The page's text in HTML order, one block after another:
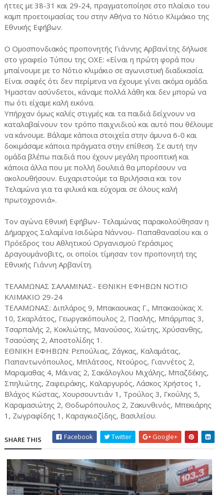
ήττες με 38-31 και 29-24, πραγματοποίησε στο πλαίσιο του
καμπ προετοιμασίας του στην Αθήνα το Νότιο Κλιμάκιο της
Εθνικής Εφήβων.
Ο Ομοσπονδιακός προπονητής Γιάννης Αρβανίτης δήλωσε
στο γραφείο Τύπου της ΟΧΕ: «Είναι η πρώτη φορά που
μπαίνουμε με το Νότιο κλιμάκιο σε αγωνιστική διαδικασία.
Είναι σαφές ότι δεν περίμενα να έχουμε γίνει ακόμα ομάδα.
Ήμασταν ασύνδετοι, κάναμε πολλά λάθη και δεν μπορώ να
πω ότι είχαμε καλή εικόνα.
Υπήρχαν όμως καλές στιγμές και τα παιδιά δείχνουν να
καταλαβαίνουν τον τρόπο παιχνιδιού και αυτό που θέλουμε
να κάνουμε. Βάλαμε κάποια στοιχεία στην άμυνα 6-0 και
δοκιμάσαμε κάποια πράγματα στην επίθεση. Σε αυτή την
ομάδα βλέπω παιδιά που έχουν μεγάλη προοπτική και
κάποια άλλα που με πολλή δουλειά θα μπορέσουν να
ακολουθήσουν. Ευχαριστούμε τα Βριλήσσια και τον
Τελαμώνα για τα φιλικά και εύχομαι σε όλους καλή
πρωτοχρονιά».
Τον αγώνα Εθνική Εφήβων- Τελαμώνας παρακολούθησαν η
Δήμαρχος Σαλαμίνα Ισιδώρα Νάννου- Παπαθανασίου και ο
Πρόεδρος του Αθλητικού Οργανισμού Γεράσιμος
Δραγουμάνοβιτς, οι οποίοι τίμησαν τον προπονητή της
Εθνικής Γιάννη Αρβανίτη.
ΤΕΛΑΜΩΝΑΣ ΣΑΛΑΜΙΝΑΣ- ΕΘΝΙΚΗ ΕΦΗΒΩΝ ΝΟΤΙΟ
ΚΛΙΜΑΚΙΟ 29-24
ΤΕΛΑΜΩΝΑΣ: Διπλάρος 9, Μπακαουκας Γ., Μπακαούκας Χ.
10, Σκαρλάτος, Γεωργακόπουλος 2, Πασλής, Μπάρμπας 3,
Τσαρπαλής 2, Κοκλιώτης, Μανούσος, Χιώτης, Χρύσανθης,
Τσαούσης 2, Αποστολίδης 1.
ΕΘΝΙΚΗ ΕΦΗΒΩΝ: Ρεπούλιας, Ζάγκας, Καλαμάτας,
Παπαντωνόπουλος, Μπλάτσος, Ντούρος, Γιαννέτος 2,
Μαραμαθας 4, Μάινας 2, Σακάλογλου Μιχάλης, Μπαζδέκης,
Σπηλιώτης, Ζαφειράκης, Καλαργυρός, Λάσκος Χρήστος 1,
Βλάχος Κώστας, Χουρσουντιάν 1, Τρούλος 3, Γκούλης 5,
Καραμασιώτης 2, Θοδωρόπουλος 2, Ζακυνθινός, Μπεκιάρης
1, Ζωγραφίδης 1, Καραγκιοζίδης, Βασιλείου.
SHARE THIS Facebook Twitter Google+